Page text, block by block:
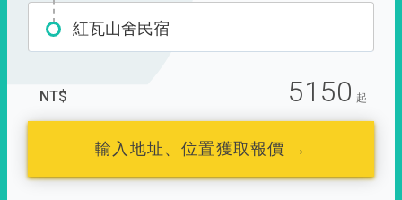
紅瓦山舍民宿
NT$ 5150 起
輸入地址、位置獲取報價 →